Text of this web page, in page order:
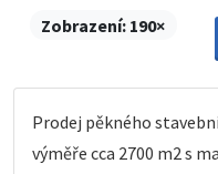
Zobrazení: 190×
Prodej pěkného
výměře cca 2700 m2 s